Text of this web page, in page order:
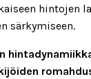
hintojen
särkymiseen.